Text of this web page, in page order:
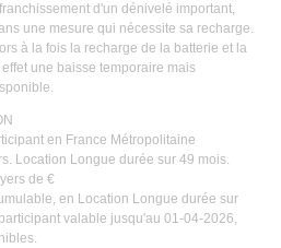
d'un dénivelé important,
une mesure qui nécessite sa recharge.
à la fois la recharge de la batterie et la
une baisse temporaire mais
en France Métropolitaine
Location Longue durée sur 49 mois.
de €
en Location Longue durée sur
valable jusqu'au 01-04-2026,